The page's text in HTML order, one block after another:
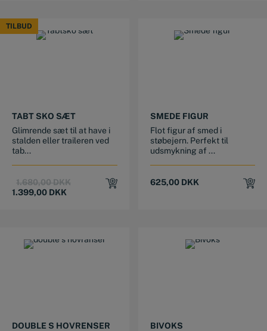
TILBUD
TILBUD
TABT SKO SÆT
Glimrende sæt til at have i
stalden eller traileren ved
tab...
1.680,00DKKOriginal
1.399,00 DKK
Current
SMEDE FIGUR
Flot figur af smed i
støbejern. Perfekt til
udsmykning af ...
625,00 DKK
DOUBLE S HOVRENSER
BIVOKS